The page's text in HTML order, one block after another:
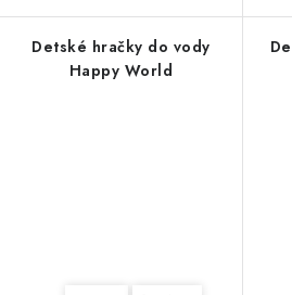
Detské hračky do vody
Happy World